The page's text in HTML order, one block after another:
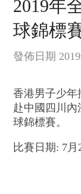
2019年
球錦標
發佈日期
香港男子少年
赴中國四川內
球錦標賽。
比賽日期: 7月